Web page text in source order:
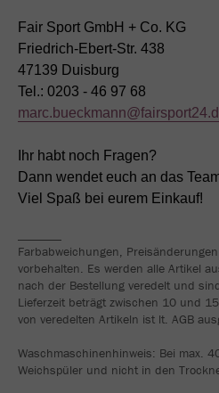
Fair Sport GmbH + Co. KG
Friedrich-Ebert-Str. 438
47139 Duisburg
Tel.: 0203 - 46 97 68
Ihr habt noch Fragen?
Dann wendet euch an das
Viel Spaß bei eurem Einkauf!
Farbabweichungen,
vorbehalten. Es werden alle Artikel
nach der Bestellung veredelt und
Lieferzeit beträgt zwischen 10 und
von veredelten Artikeln ist lt. AGB
Waschmaschinenhinweis: Bei max.
Weichspüler und nicht in den